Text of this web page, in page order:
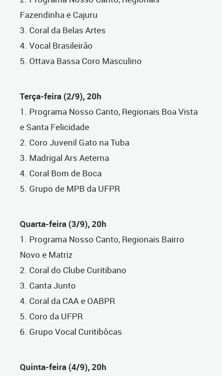
Fazendinha e Cajuru
3. Coral da Belas Artes
4. Vocal Brasileirão
5. Ottava Bassa Coro Masculino
Terça-feira (2/9), 20h
1. Programa Nosso Canto, Regionais Boa Vista
e Santa Felicidade
2. Coro Juvenil Gato na Tuba
3. Madrigal Ars Aeterna
4. Coral Bom de Boca
5. Grupo de MPB da UFPR
Quarta-feira (3/9), 20h
1. Programa Nosso Canto, Regionais Bairro
Novo e Matriz
2. Coral do Clube Curitibano
3. Canta Junto
4. Coral da CAA e OABPR
5. Coro da UFPR
6. Grupo Vocal Curitibôcas
Quinta-feira (4/9), 20h